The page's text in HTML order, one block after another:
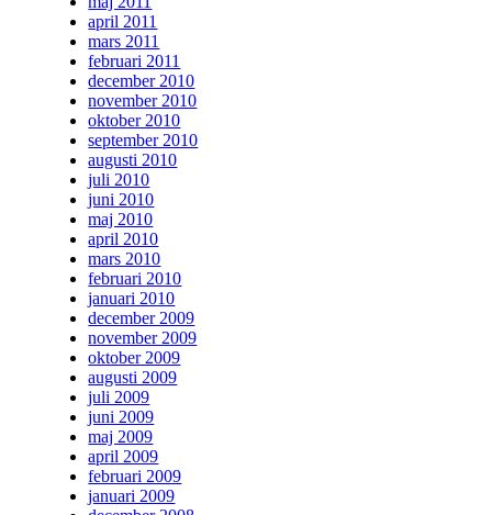
april 2011
mars 2011
februari 2011
december 2010
november 2010
oktober 2010
september 2010
augusti 2010
juli 2010
juni 2010
maj 2010
april 2010
mars 2010
februari 2010
januari 2010
december 2009
november 2009
oktober 2009
augusti 2009
juli 2009
juni 2009
maj 2009
april 2009
februari 2009
januari 2009